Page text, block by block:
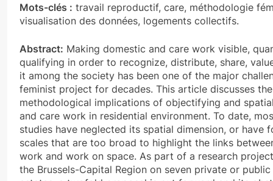
Mots-clés : travail reproductif, care, méthodologie
visualisation des données, logements collectifs.
Abstract: Making domestic and care work visible,
qualifying in order to recognize, distribute, share,
it among the society has been one of the major
feminist project for decades. This article discusses the
methodological implications of objectifying and
and care work in residential environment. To date,
studies have neglected its spatial dimension, or have
scales that are too broad to highlight the links
work and work on space. As part of a research
the Brussels-Capital Region on seven private or public